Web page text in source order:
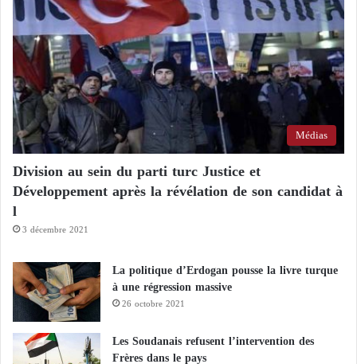
Médias
Division au sein du parti turc Justice et
Développement après la révélation de son candidat à
l
3 décembre 2021
La politique d’Erdogan pousse la livre turque
à une régression massive
26 octobre 2021
Les Soudanais refusent l’intervention des
Frères dans le pays